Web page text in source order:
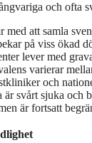
och ofta
med att samla
på viss ökad
lever med
varierar
och
är svårt sjuka och
är fortsatt